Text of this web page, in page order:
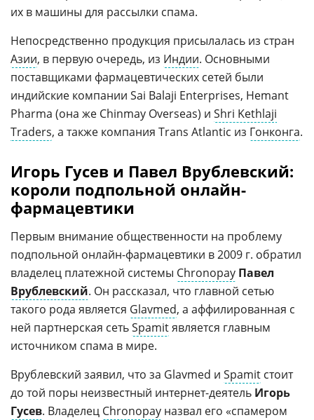
их в машины для рассылки спама.
Непосредственно продукция присылалась из стран
Азии, в первую очередь, из Индии. Основными
поставщиками фармацевтических сетей были
индийские компании Sai Balaji Enterprises, Hemant
Pharma (она же Chinmay Overseas) и Shri Kethlaji
Traders, а также компания Trans Atlantic из Гонконга.
Игорь Гусев и Павел Врублевский:
короли подпольной онлайн-
фармацевтики
Первым внимание общественности на проблему
подпольной онлайн-фармацевтики в 2009 г. обратил
владелец платежной системы Chronopay Павел
Врублевский. Он рассказал, что главной сетью
такого рода является Glavmed, а аффилированная с
ней партнерская сетьSpamitявляется главным
источником спама в мире.
Врублевский заявил, что за Glavmed и Spamit стоит
до той поры неизвестный интернет-деятель Игорь
Гусев. Владелец Chronopay назвал его «спамером